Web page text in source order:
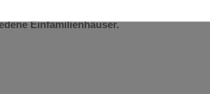
Einfamilienhäuser.